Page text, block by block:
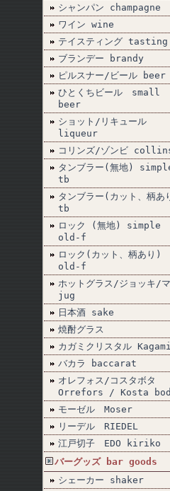
シャンパン champagne
ワイン wine
テイスティング tasting
ブランデー brandy
ピルスナー/ビール beer
ひとくちビール small
beer
ショット/リキュール
liqueur
コリンズ/ゾンビ
タンブラー(無地)
tb
タンブラー(カット、柄あ
tb
ロック (無地) simple
old-f
ロック(カット、柄あり)
old-f
ホットグラス/ジョッキ/
jug
日本酒 sake
焼酎グラス
カガミクリスタル Kagami
バカラ baccarat
オレフォス/コスタボタ
Orrefors / Kosta
モーゼル Moser
リーデル RIEDEL
江戸切子 EDO kiriko
バーグッズ bar goods
シェーカー shaker